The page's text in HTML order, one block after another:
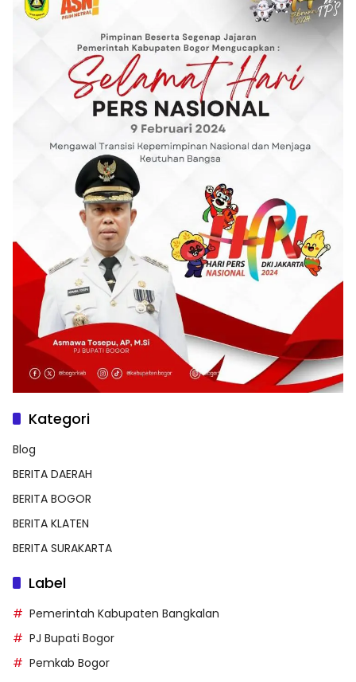
Kategori
Blog
BERITA DAERAH
BERITA BOGOR
BERITA KLATEN
BERITA SURAKARTA
Label
Pemerintah Kabupaten Bangkalan
PJ Bupati Bogor
Pemkab Bogor